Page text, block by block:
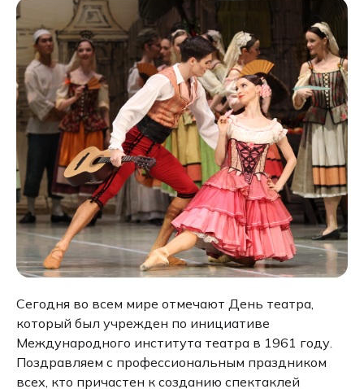
Сегодня во всем мире отмечают День театра,
который был учрежден по инициативе
Международного института театра в 1961 году.
Поздравляем с профессиональным праздником
всех, кто причастен к созданию спектаклей